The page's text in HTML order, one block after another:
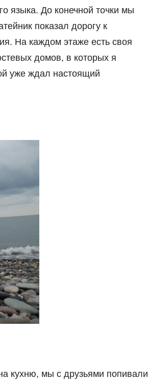
языка. До конечной точки мы
показал дорогу к
На каждом этаже есть своя
домов, в которых я
уже ждал настоящий
кухню, мы с друзьями попивали